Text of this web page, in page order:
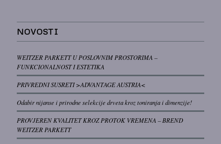
NOVOSTI
WEITZER PARKETT U POSLOVNIM PROSTORIMA –
FUNKCIONALNOST I ESTETIKA
PRIVREDNI SUSRETI >ADVANTAGE AUSTRIA<
Odabir nijanse i prirodne selekcije drveta kroz toniranja i dimenzije!
PROVJEREN KVALITET KROZ PROTOK VREMENA – BREND
WEITZER PARKETT